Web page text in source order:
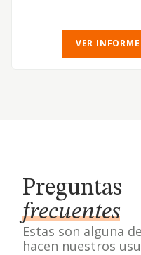
VER INFORME
Preguntas
frecuentes
Estas son alguna
hacen nuestros